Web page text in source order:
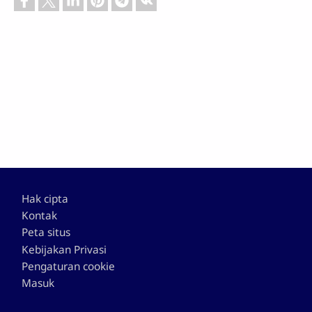
Footer
Hak cipta
Kontak
Peta situs
Kebijakan Privasi
Pengaturan cookie
Masuk